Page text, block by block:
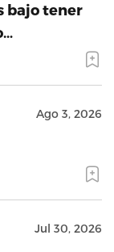
bajo tener
Ago 3, 2026
Jul 30, 2026